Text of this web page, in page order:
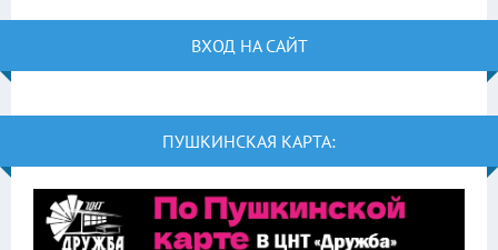
ВХОД НА САЙТ
ПУШКИНСКАЯ КАРТА: